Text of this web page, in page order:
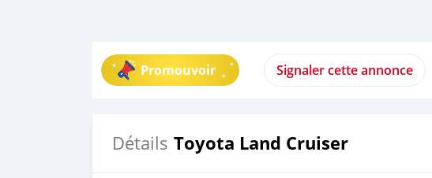
Promouvoir Signaler cette annonce
Détails Toyota Land Cruiser